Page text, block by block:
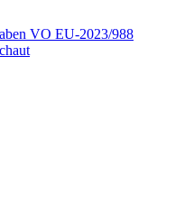
VO EU-2023/988